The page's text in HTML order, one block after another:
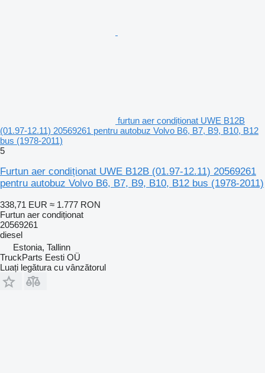
furtun aer condiționat UWE B12B
(01.97-12.11) 20569261 pentru autobuz Volvo B6, B7, B9, B10, B12
bus (1978-2011)
5
Furtun aer condiționat UWE B12B (01.97-12.11) 20569261
pentru autobuz Volvo B6, B7, B9, B10, B12 bus (1978-2011)
338,71 EUR ≈ 1.777 RON
Furtun aer condiționat
20569261
diesel
Estonia, Tallinn
TruckParts Eesti OÜ
Luați legătura cu vânzătorul